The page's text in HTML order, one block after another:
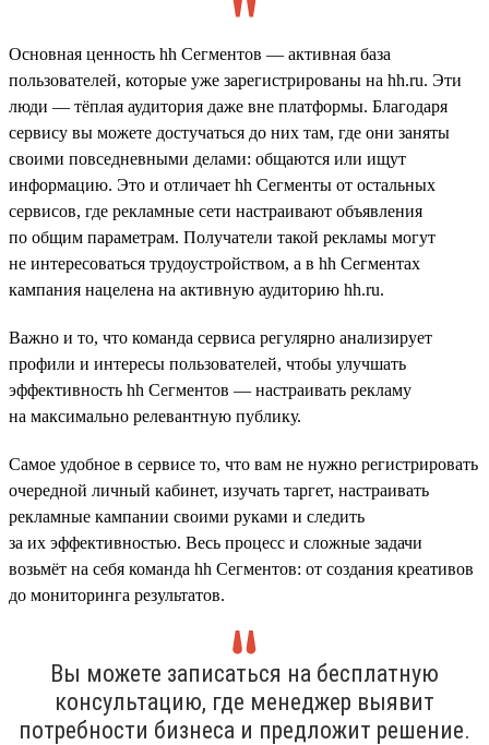
Основная ценность hh Сегментов — активная база
пользователей, которые уже зарегистрированы на hh.ru. Эти
люди — тёплая аудитория даже вне платформы. Благодаря
сервису вы можете достучаться до них там, где они заняты
своими повседневными делами: общаются или ищут
информацию. Это и отличает hh Сегменты от остальных
сервисов, где рекламные сети настраивают объявления
по общим параметрам. Получатели такой рекламы могут
не интересоваться трудоустройством, а в hh Сегментах
кампания нацелена на активную аудиторию hh.ru.
Важно и то, что команда сервиса регулярно анализирует
профили и интересы пользователей, чтобы улучшать
эффективность hh Сегментов — настраивать рекламу
на максимально релевантную публику.
Самое удобное в сервисе то, что вам не нужно регистрировать
очередной личный кабинет, изучать таргет, настраивать
рекламные кампании своими руками и следить
за их эффективностью. Весь процесс и сложные задачи
возьмёт на себя команда hh Сегментов: от создания креативов
до мониторинга результатов.
Вы можете записаться на бесплатную
консультацию, где менеджер выявит
потребности бизнеса и предложит решение.